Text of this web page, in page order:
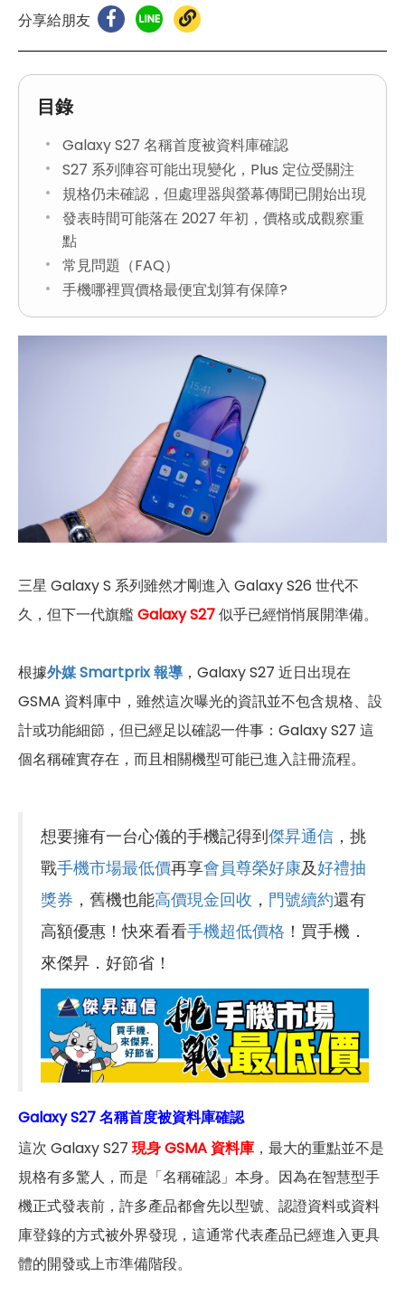
分享給朋友
目錄
Galaxy S27 名稱首度被資料庫確認
S27 系列陣容可能出現變化，Plus 定位受關注
規格仍未確認，但處理器與螢幕傳聞已開始出現
發表時間可能落在 2027 年初，價格或成觀察重
點
常見問題（FAQ）
手機哪裡買價格最便宜划算有保障?
三星 Galaxy S 系列雖然才剛進入 Galaxy S26 世代不
久，但下一代旗艦Galaxy S27似乎已經悄悄展開準備。
根據外媒 Smartprix 報導 ，Galaxy S27 近日出現在
GSMA 資料庫中，雖然這次曝光的資訊並不包含規格、設
計或功能細節，但已經足以確認一件事：Galaxy S27 這
個名稱確實存在，而且相關機型可能已進入註冊流程。
想要擁有一台心儀的手機記得到傑昇通信 ，挑
戰手機市場最低價再享會員尊榮好康及好禮抽
獎券 ，舊機也能高價現金回收 ， 門號續約還有
高額優惠！快來看看手機超低價格 ！買手機．
來傑昇．好節省！
Galaxy S27 名稱首度被資料庫確認
這次 Galaxy S27 現身 GSMA 資料庫 ，最大的重點並不是
規格有多驚人，而是「名稱確認」本身。因為在智慧型手
機正式發表前，許多產品都會先以型號、認證資料或資料
庫登錄的方式被外界發現，這通常代表產品已經進入更具
體的開發或上市準備階段。